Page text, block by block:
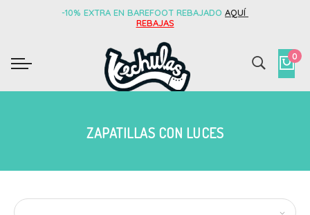
-10% EXTRA EN BAREFOOT REBAJADO AQUÍ
REBAJAS
0
ZAPATILLAS CON LUCES